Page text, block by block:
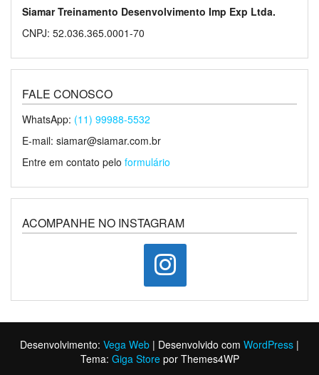
Siamar Treinamento Desenvolvimento Imp Exp Ltda.
CNPJ: 52.036.365.0001-70
FALE CONOSCO
WhatsApp: (11) 99988-5532
E-mail: siamar@siamar.com.br
Entre em contato pelo formulário
ACOMPANHE NO INSTAGRAM
instagram
Desenvolvimento: Vega Web | Desenvolvido com WordPress |
Tema: Giga Storepor Themes4WP